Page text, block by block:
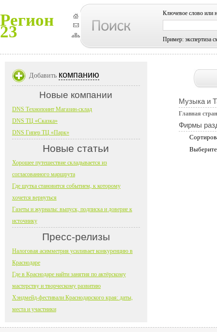
Регион
23
Ключевое слово или
Пример: экспертиза
Музыка и
Главная
Фирмы
Добавить компанию
Новые компании
DNS Технопоинт Магазин-склад
DNS ТЦ «Сказка»
DNS Гипер ТЦ «Парк»
Новые статьи
Хорошее путешествие складывается из
согласованного маршрута
Где шутка становится событием, к которому
хочется вернуться
Газеты и журналы: выпуск, подписка и доверие к
источнику
Пресс-релизы
Налоговая асимметрия усиливает конкуренцию в
Краснодаре
Где в Краснодаре найти занятия по актёрскому
мастерству и творческому развитию
Хэндмейд-фестивали Краснодарского края: даты,
места и участники